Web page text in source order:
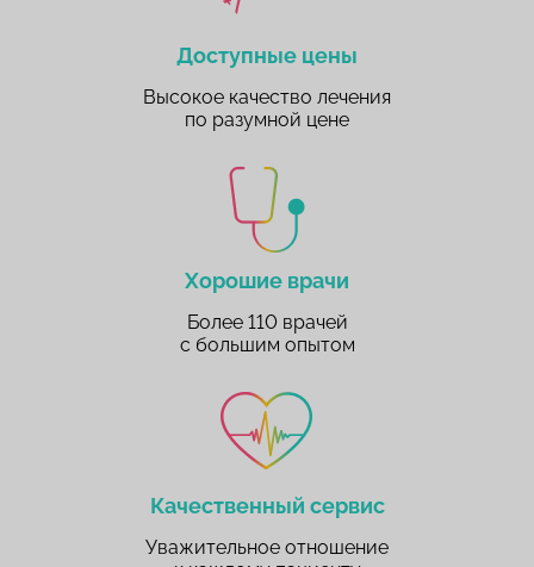
Доступные цены
Высокое качество лечения
по разумной цене
Хорошие врачи
Более 110 врачей
с большим опытом
Качественный сервис
Уважительное отношение